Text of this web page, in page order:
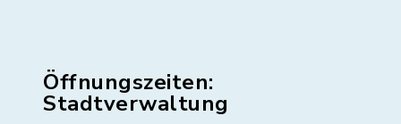
Öffnungszeiten:
Stadtverwaltung